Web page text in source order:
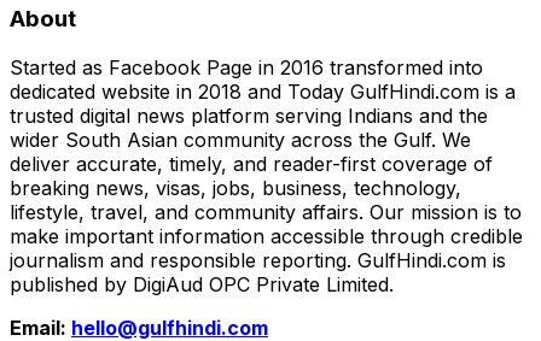
About
Started as Facebook Page in 2016 transformed into
dedicated website in 2018 and Today GulfHindi.com is a
trusted digital news platform serving Indians and the
wider South Asian community across the Gulf. We
deliver accurate, timely, and reader-first coverage of
breaking news, visas, jobs, business, technology,
lifestyle, travel, and community affairs. Our mission is to
make important information accessible through credible
journalism and responsible reporting. GulfHindi.com is
published by DigiAud OPC Private Limited.
Email: hello@gulfhindi.com